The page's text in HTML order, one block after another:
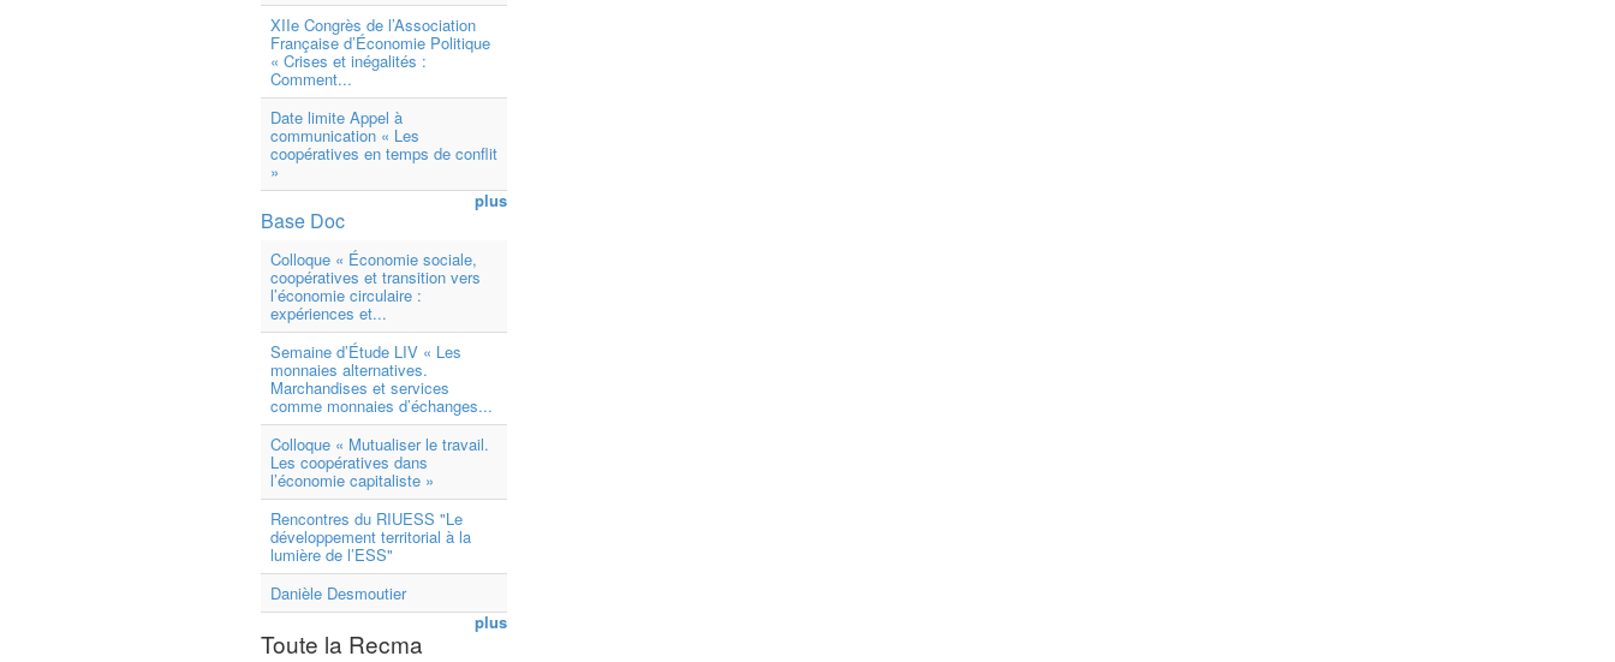
XIIe Congrès de l’Association
Française d’Économie Politique
« Crises et inégalités :
Comment...
Date limite Appel à
communication « Les
coopératives en temps de conflit
»
plus
Base Doc
Colloque « Économie sociale,
coopératives et transition vers
l’économie circulaire :
expériences et...
Semaine d’Étude LIV « Les
monnaies alternatives.
Marchandises et services
comme monnaies d’échanges...
Colloque « Mutualiser le travail.
Les coopératives dans
l’économie capitaliste »
Rencontres du RIUESS "Le
développement territorial à la
lumière de l’ESS"
Danièle Desmoutier
plus
Toute la Recma